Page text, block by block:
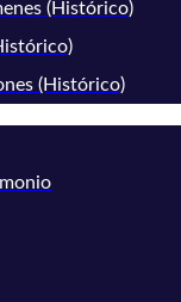
(Histórico)
(Histórico)